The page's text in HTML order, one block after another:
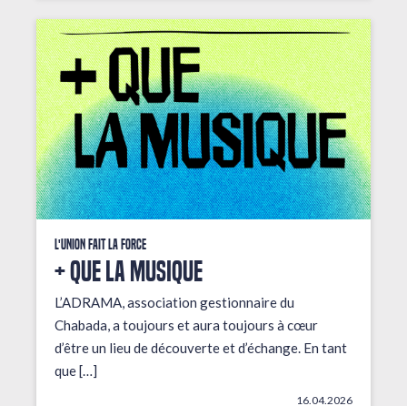
L'union fait la force
+ que la musique
L’ADRAMA, association gestionnaire du
Chabada, a toujours et aura toujours à cœur
d’être un lieu de découverte et d’échange. En tant
que […]
16.04.2026